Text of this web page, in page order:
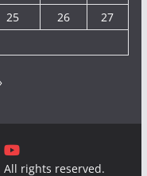
25 26
27
All rights reserved.